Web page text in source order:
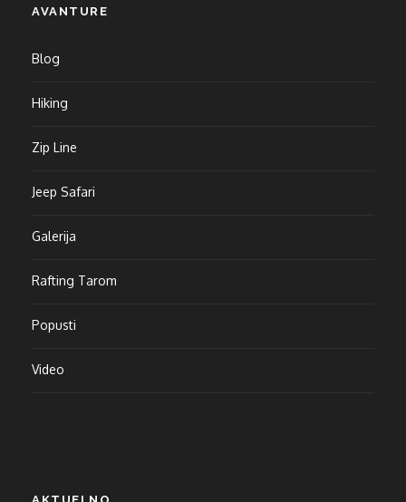
AVANTURE
Blog
Hiking
Zip Line
Jeep Safari
Galerija
Rafting Tarom
Popusti
Video